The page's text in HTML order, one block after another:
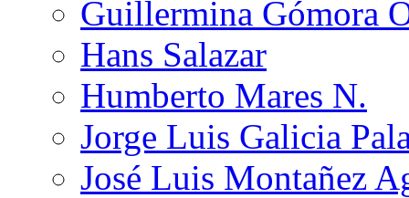
Guillermina Gómora
Hans Salazar
Humberto Mares N.
Jorge Luis Galicia
José Luis Montañez